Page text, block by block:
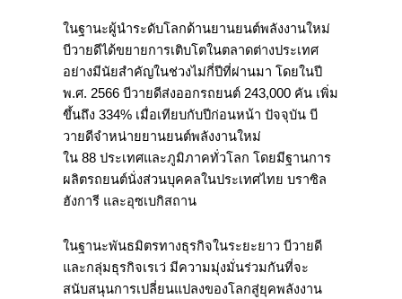
ในฐานะผู้นำระดับโลกด้านยานยนต์พลังงานใหม่
บีวายดีได้ขยายการเติบโตในตลาดต่างประเทศ
อย่างมีนัยสำคัญในช่วงไม่กี่ปีที่ผ่านมา โดยในปี
พ.ศ. 2566 บีวายดีส่งออกรถยนต์ 243,000 คัน เพิ่ม
ขึ้นถึง 334% เมื่อเทียบกับปีก่อนหน้า ปัจจุบัน บี
วายดีจำหน่ายยานยนต์พลังงานใหม่
ใน 88 ประเทศและภูมิภาคทั่วโลก โดยมีฐานการ
ผลิตรถยนต์นั่งส่วนบุคคลในประเทศไทย บราซิล
ฮังการี และอุซเบกิสถาน
ในฐานะพันธมิตรทางธุรกิจในระยะยาว บีวายดี
และกลุ่มธุรกิจเรเว่ มีความมุ่งมั่นร่วมกันที่จะ
สนับสนุนการเปลี่ยนแปลงของโลกสู่ยุคพลังงาน